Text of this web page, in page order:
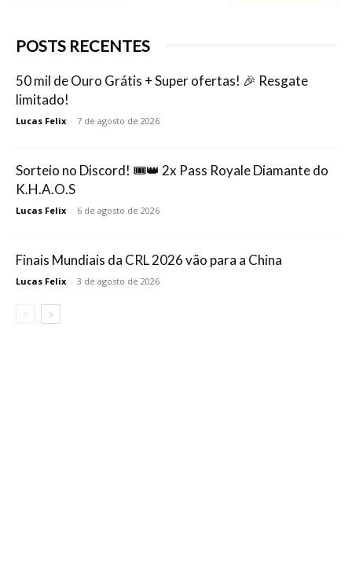
POSTS RECENTES
50 mil de Ouro Grátis + Super ofertas! 🎉 Resgate
limitado!
Lucas Felix - 7 de agosto de 2026
Sorteio no Discord! 🎟️👑 2x Pass Royale Diamante do
K.H.A.O.S
Lucas Felix - 6 de agosto de 2026
Finais Mundiais da CRL 2026 vão para a China
Lucas Felix - 3 de agosto de 2026